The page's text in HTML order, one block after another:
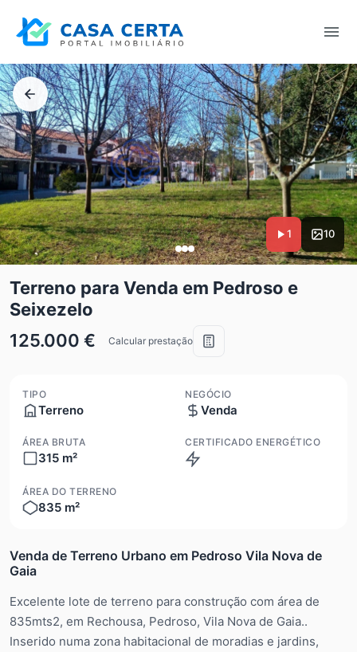
1 10
Terreno para Venda em Pedroso e
Seixezelo
125.000 €
Calcular prestação
TIPO
Terreno
NEGÓCIO
Venda
ÁREA BRUTA
315 m²
CERTIFICADO ENERGÉTICO
ÁREA DO TERRENO
835 m²
Venda de Terreno Urbano em Pedroso Vila Nova de
Gaia
Excelente lote de terreno para construção com área de
835mts2, em Rechousa, Pedroso, Vila Nova de Gaia..
Inserido numa zona habitacional de moradias e jardins,